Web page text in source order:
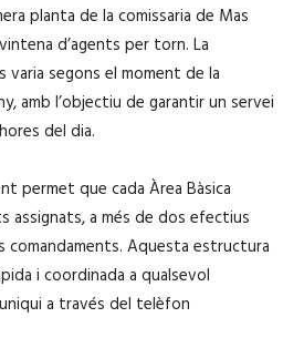
planta de la comissaria de Mas
d’agents per torn. La
segons el moment de la
amb l’objectiu de garantir un servei
del dia.
permet que cada Àrea Bàsica
assignats, a més de dos efectius
Aquesta estructura
i coordinada a qualsevol
a través del telèfon